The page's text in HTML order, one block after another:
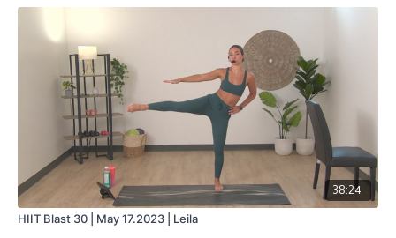
38:24
HIIT Blast 30 | May 17.2023 | Leila